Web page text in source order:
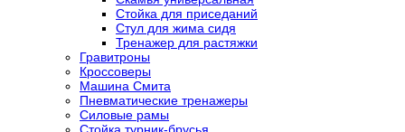
Стойка для приседаний
Стул для жима сидя
Тренажер для растяжки
Гравитроны
Кроссоверы
Машина Смита
Пневматические тренажеры
Силовые рамы